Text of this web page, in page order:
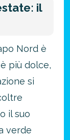
il
Nord è
più dolce,
si
il suo
verde